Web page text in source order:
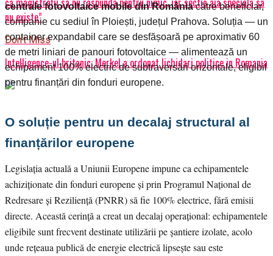
nu existe”
Don't Miss
Intelligence-ul britanic: Merkel a ordonat lichidari politice in Romania
centrale fotovoltaice mobile din Româniacătre beneficiar,
companie cu sediul în Ploiești, județul Prahova. Soluția — un
container expandabil care se desfășoară pe aproximativ 60
de metri liniari de panouri fotovoltaice — alimentează un
echipament 100% electric de subtraversări orizontale, eligibil
pentru finanțări din fonduri europene.
O soluție pentru un decalaj structural al
finanțărilor europene
Legislația actuală a Uniunii Europene impune ca echipamentele
achiziționate din fonduri europene și prin Programul Național de
Redresare și Reziliență (PNRR) să fie 100% electrice, fără emisii
directe. Această cerință a creat un decalaj operațional: echipamentele
eligibile sunt frecvent destinate utilizării pe șantiere izolate, acolo
unde rețeaua publică de energie electrică lipsește sau este